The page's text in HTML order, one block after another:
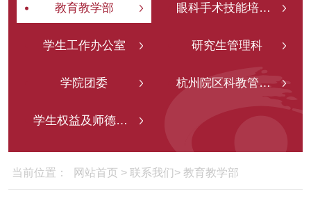
教育教学部 眼科手术技能培训中心
学生工作办公室 研究生管理科
学院团委 杭州院区科教管理中心（教学工作）
学生权益及师德师风问题线索反馈通道
当前位置： 网站首页 > 联系我们> 教育教学部